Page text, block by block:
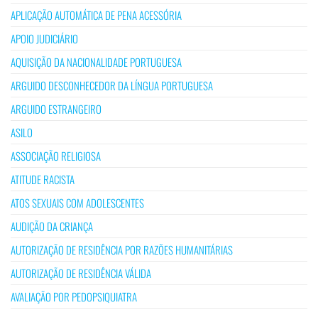
APLICAÇÃO AUTOMÁTICA DE PENA ACESSÓRIA
APOIO JUDICIÁRIO
AQUISIÇÃO DA NACIONALIDADE PORTUGUESA
ARGUIDO DESCONHECEDOR DA LÍNGUA PORTUGUESA
ARGUIDO ESTRANGEIRO
ASILO
ASSOCIAÇÃO RELIGIOSA
ATITUDE RACISTA
ATOS SEXUAIS COM ADOLESCENTES
AUDIÇÃO DA CRIANÇA
AUTORIZAÇÃO DE RESIDÊNCIA POR RAZÕES HUMANITÁRIAS
AUTORIZAÇÃO DE RESIDÊNCIA VÁLIDA
AVALIAÇÃO POR PEDOPSIQUIATRA